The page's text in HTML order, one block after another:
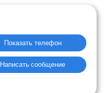
Показать телефон
Написать сообщение